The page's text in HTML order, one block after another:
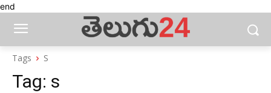
end
Tags S
Tag: s